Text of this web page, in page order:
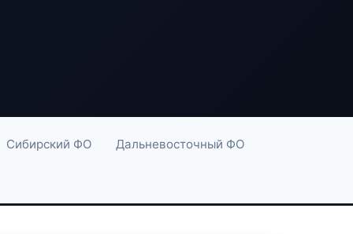
Сибирский ФО Дальневосточный ФО